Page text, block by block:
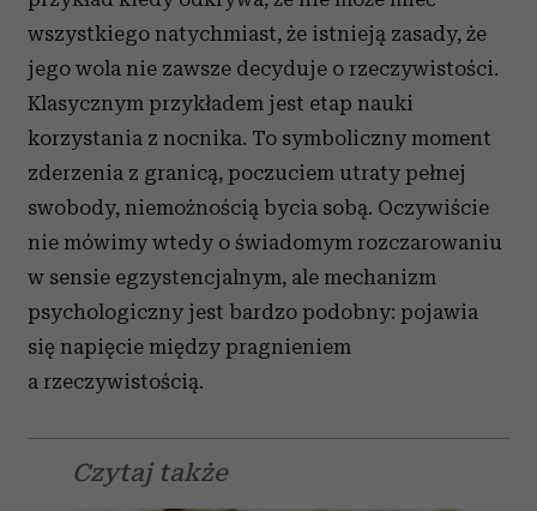
wszystkiego natychmiast, że istnieją zasady, że
jego wola nie zawsze decyduje o rzeczywistości.
Klasycznym przykładem jest etap nauki
korzystania z nocnika. To symboliczny moment
zderzenia z granicą, poczuciem utraty pełnej
swobody, niemożnością bycia sobą. Oczywiście
nie mówimy wtedy o świadomym rozczarowaniu
w sensie egzystencjalnym, ale mechanizm
psychologiczny jest bardzo podobny: pojawia
się napięcie między pragnieniem
a rzeczywistością.
Czytaj także